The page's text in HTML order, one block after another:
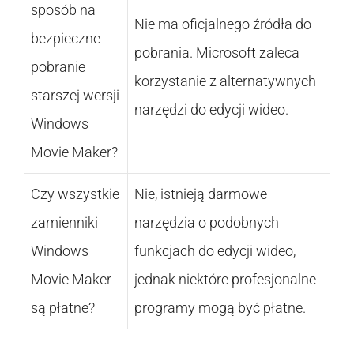
sposób na
bezpieczne
pobranie
starszej wersji
Windows
Movie Maker?
Nie ma oficjalnego źródła do
pobrania. Microsoft zaleca
korzystanie z alternatywnych
narzędzi do edycji wideo.
Czy wszystkie
zamienniki
Windows
Movie Maker
są płatne?
Nie, istnieją darmowe
narzędzia o podobnych
funkcjach do edycji wideo,
jednak niektóre profesjonalne
programy mogą być płatne.